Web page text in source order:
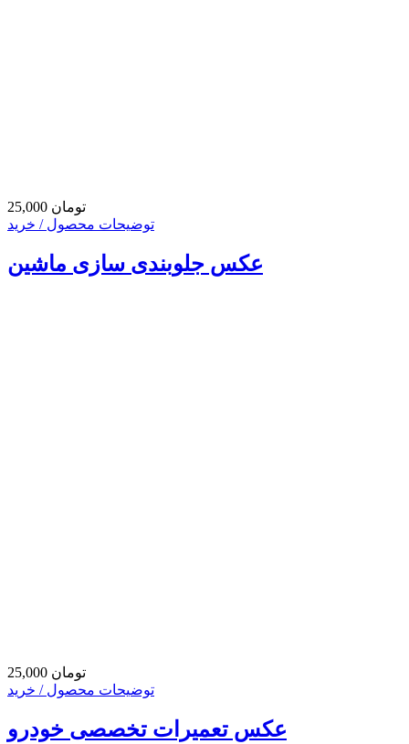
25,000 تومان
توضیحات محصول / خرید
عکس جلوبندی سازی ماشین
25,000 تومان
توضیحات محصول / خرید
عکس تعمیرات تخصصی خودرو